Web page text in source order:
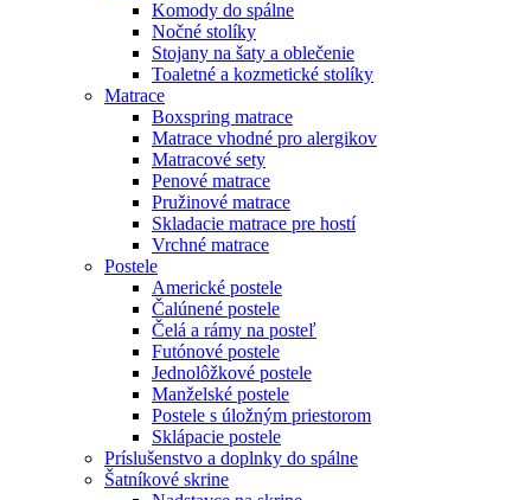
Komody do spálne
Nočné stolíky
Stojany na šaty a oblečenie
Toaletné a kozmetické stolíky
Matrace
Boxspring matrace
Matrace vhodné pro alergikov
Matracové sety
Penové matrace
Pružinové matrace
Skladacie matrace pre hostí
Vrchné matrace
Postele
Americké postele
Čalúnené postele
Čelá a rámy na posteľ
Futónové postele
Jednolôžkové postele
Manželské postele
Postele s úložným priestorom
Sklápacie postele
Príslušenstvo a doplnky do spálne
Šatníkové skrine